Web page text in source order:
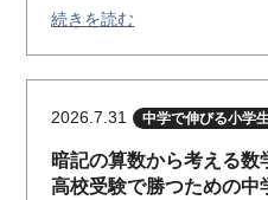
続きを読む
2026.7.31 中学で伸びる小学
暗記の算数から考える
高校受験で勝つための中